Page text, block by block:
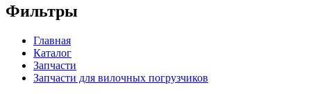
Фильтры
Главная
Каталог
Запчасти
Запчасти для вилочных погрузчиков